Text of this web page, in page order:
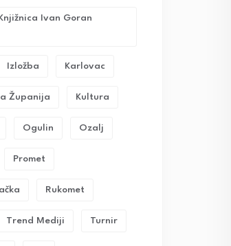
Ivan Goran
Izložba Karlovac
Županija Kultura
Ogulin Ozalj
Promet
Rukomet
Trend Mediji Turnir